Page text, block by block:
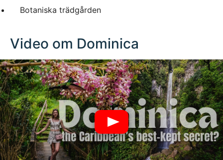
Botaniska trädgården
Video om Dominica